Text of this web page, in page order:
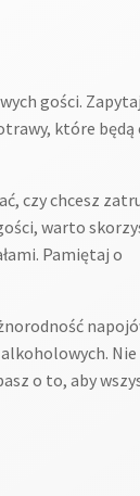
gości.
które będą
czy chcesz
warto
Pamiętaj o
o to, aby